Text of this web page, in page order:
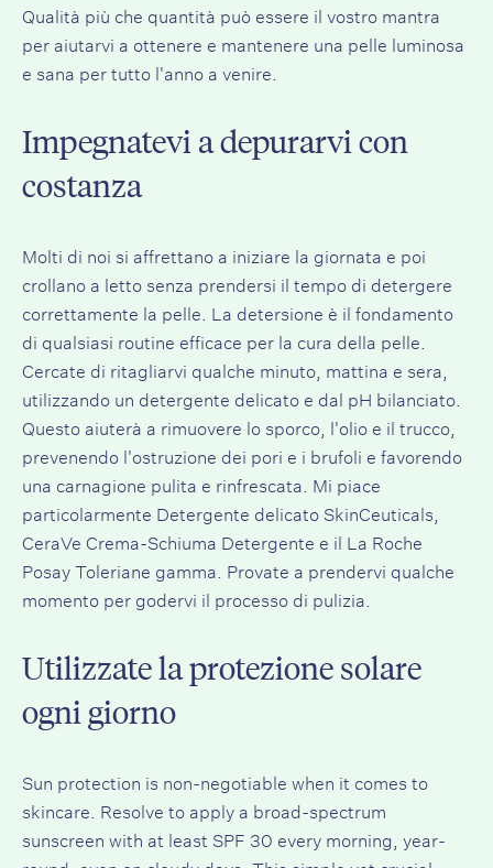
Qualità più che quantità può essere il vostro mantra
per aiutarvi a ottenere e mantenere una pelle luminosa
e sana per tutto l'anno a venire.
Impegnatevi a depurarvi con
costanza
Molti di noi si affrettano a iniziare la giornata e poi
crollano a letto senza prendersi il tempo di detergere
correttamente la pelle. La detersione è il fondamento
di qualsiasi routine efficace per la cura della pelle.
Cercate di ritagliarvi qualche minuto, mattina e sera,
utilizzando un detergente delicato e dal pH bilanciato.
Questo aiuterà a rimuovere lo sporco, l'olio e il trucco,
prevenendo l'ostruzione dei pori e i brufoli e favorendo
una carnagione pulita e rinfrescata. Mi piace
particolarmente Detergente delicato SkinCeuticals
CeraVe Crema-Schiuma Detergente e il La Roche
Posay Toleriane gamma. Provate a prendervi qualche
momento per godervi il processo di pulizia.
Utilizzate la protezione solare
ogni giorno
Sun protection is non-negotiable when it comes to
skincare. Resolve to apply a broad-spectrum
sunscreen with at least SPF 30 every morning, year-